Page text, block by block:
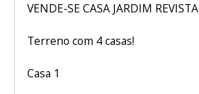
VENDE-SE CASA JARDIM REVISTA
Terreno com 4 casas!
Casa 1